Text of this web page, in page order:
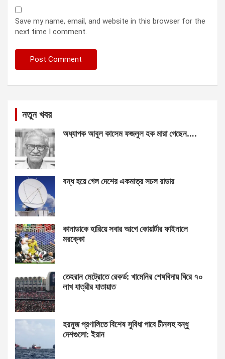
Save my name, email, and website in this browser for the
next time I comment.
নতুন খবর
অধ্যাপক আবুল কাসেম ফজলুল হক মারা গেছেন….
বন্ধ হয়ে গেল দেশের একমাত্র সচল রাডার
কানাডাকে হারিয়ে সবার আগে কোয়ার্টার ফাইনালে
মরক্কো
তেহরান মেট্রোতে রেকর্ড: খামেনির শেষবিদায় ঘিরে ৭০
লাখ যাত্রীর যাতায়াত
হরমুজ প্রণালিতে বিশেষ সুবিধা পাবে চীনসহ বন্ধু
দেশগুলো: ইরান